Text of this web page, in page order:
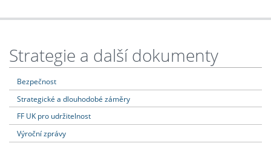
Strategie a další dokumenty
Bezpečnost
Strategické a dlouhodobé záměry
FF UK pro udržitelnost
Výroční zprávy